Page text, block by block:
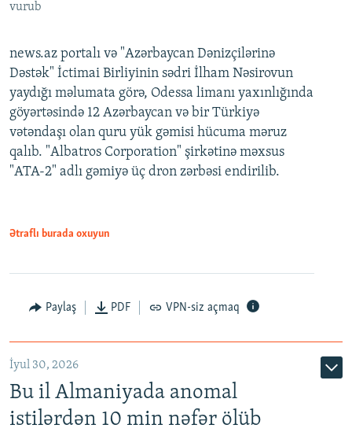
vurub
news.az portalı və "Azərbaycan Dənizçilərinə
Dəstək" İctimai Birliyinin sədri İlham Nəsirovun
yaydığı məlumata görə, Odessa limanı yaxınlığında
göyərtəsində 12 Azərbaycan və bir Türkiyə
vətəndaşı olan quru yük gəmisi hücuma məruz
qalıb. "Albatros Corporation" şirkətinə məxsus
"ATA-2" adlı gəmiyə üç dron zərbəsi endirilib.
Ətraflı burada oxuyun
Paylaş PDF VPN-siz açmaq
İyul 30, 2026
Bu il Almaniyada anomal
istilərdən 10 min nəfər ölüb